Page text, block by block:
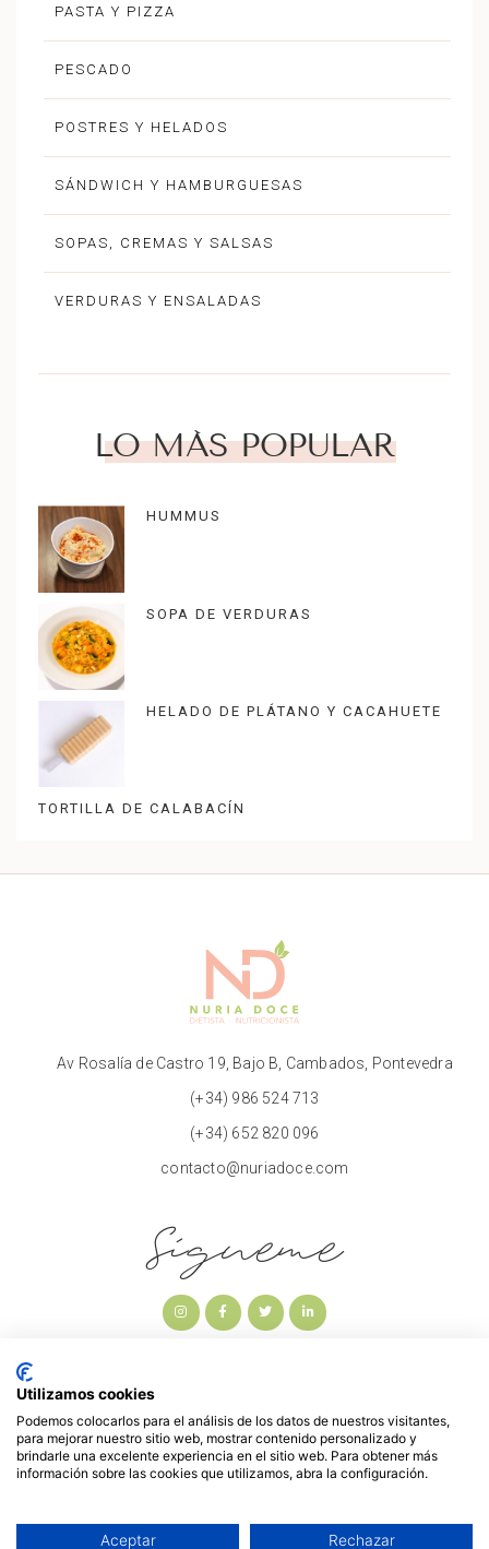
PASTA Y PIZZA
PESCADO
POSTRES Y HELADOS
SÁNDWICH Y HAMBURGUESAS
SOPAS, CREMAS Y SALSAS
VERDURAS Y ENSALADAS
LO MÁS POPULAR
HUMMUS
SOPA DE VERDURAS
HELADO DE PLÁTANO Y CACAHUETE
TORTILLA DE CALABACÍN
Av Rosalía de Castro 19, Bajo B, Cambados, Pontevedra
(+34) 986 524 713
(+34) 652 820 096
contacto@nuriadoce.com
Sígueme
Utilizamos cookies
Podemos colocarlos para el análisis de los datos de nuestros visitantes,
para mejorar nuestro sitio web, mostrar contenido personalizado y
brindarle una excelente experiencia en el sitio web. Para obtener más
información sobre las cookies que utilizamos, abra la configuración.
Aceptar Rechazar